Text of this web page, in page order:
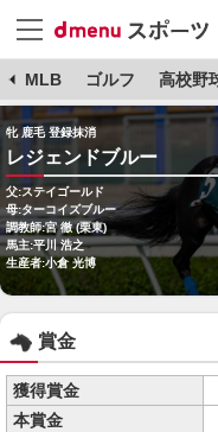
MLB ゴルフ 高校野
牝 鹿毛 登録抹消
レジェンドブルー
父:ステイゴールド
母:ターコイズブルー
調教師:宮 徹 (栗東)
馬主:平川 浩之
生産者:小倉 光博
賞金
獲得賞金
本賞金